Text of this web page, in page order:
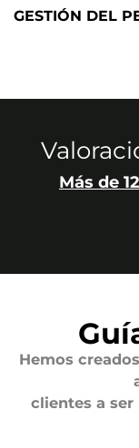
GESTIÓN DEL
Más de
Hemos
clientes a ser